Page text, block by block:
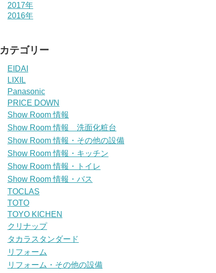
2017年
2016年
カテゴリー
EIDAI
LIXIL
Panasonic
PRICE DOWN
Show Room 情報
Show Room 情報 洗面化粧台
Show Room 情報・その他の設備
Show Room 情報・キッチン
Show Room 情報・トイレ
Show Room 情報・バス
TOCLAS
TOTO
TOYO KICHEN
クリナップ
タカラスタンダード
リフォーム
リフォーム・その他の設備